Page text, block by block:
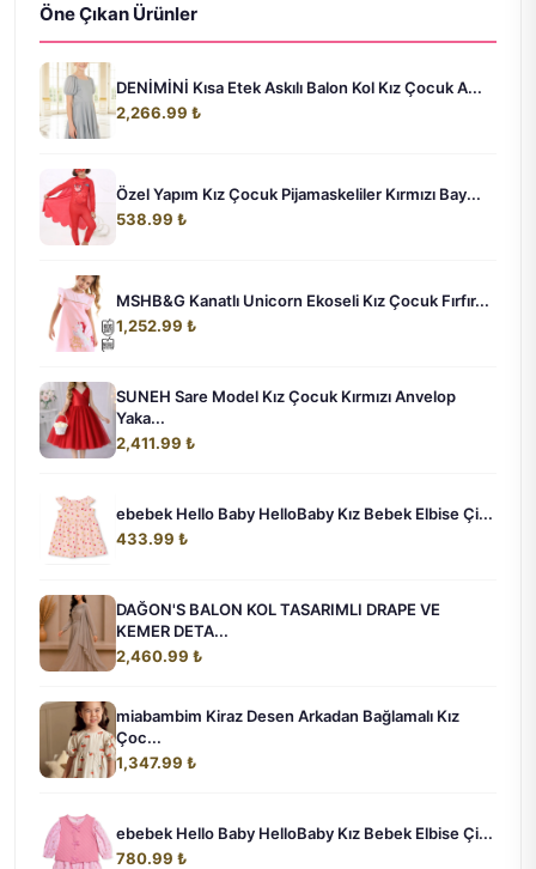
Öne Çıkan Ürünler
DENİMİNİ Kısa Etek Askılı Balon Kol Kız Çocuk A...
2,266.99 ₺
Özel Yapım Kız Çocuk Pijamaskeliler Kırmızı Bay...
538.99 ₺
MSHB&G Kanatlı Unicorn Ekoseli Kız Çocuk Fırfır...
1,252.99 ₺
SUNEH Sare Model Kız Çocuk Kırmızı Anvelop
Yaka...
2,411.99 ₺
ebebek Hello Baby HelloBaby Kız Bebek Elbise Çi...
433.99 ₺
DAĞON'S BALON KOL TASARIMLI DRAPE VE
KEMER DETA...
2,460.99 ₺
miabambim Kiraz Desen Arkadan Bağlamalı Kız
Çoc...
1,347.99 ₺
ebebek Hello Baby HelloBaby Kız Bebek Elbise Çi...
780.99 ₺